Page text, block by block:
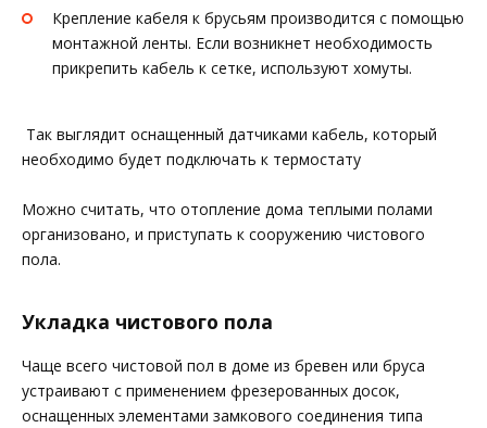
Крепление кабеля к брусьям производится с помощью
монтажной ленты. Если возникнет необходимость
прикрепить кабель к сетке, используют хомуты.
Так выглядит оснащенный датчиками кабель, который
необходимо будет подключать к термостату
Можно считать, что отопление дома теплыми полами
организовано, и приступать к сооружению чистового
пола.
Укладка чистового пола
Чаще всего чистовой пол в доме из бревен или бруса
устраивают с применением фрезерованных досок,
оснащенных элементами замкового соединения типа